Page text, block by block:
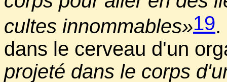
cultes innommables»19.
dans le cerveau d'un
projeté dans le corps